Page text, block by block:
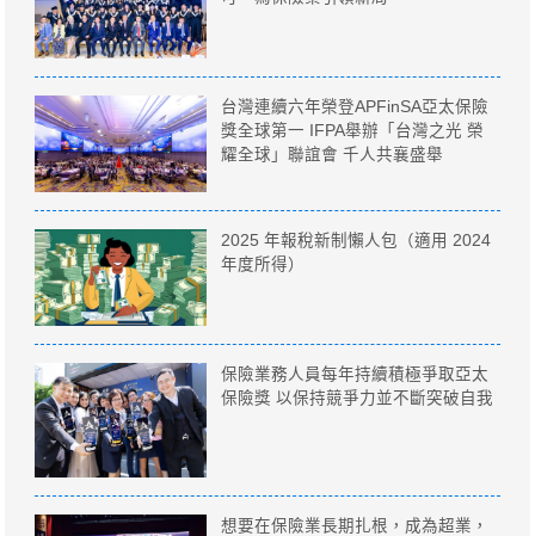
台灣連續六年榮登APFinSA亞太保險
獎全球第一 IFPA舉辦「台灣之光 榮
耀全球」聯誼會 千人共襄盛舉
2025 年報稅新制懶人包（適用 2024
年度所得）
保險業務人員每年持續積極爭取亞太
保險獎 以保持競爭力並不斷突破自我
想要在保險業長期扎根，成為超業，